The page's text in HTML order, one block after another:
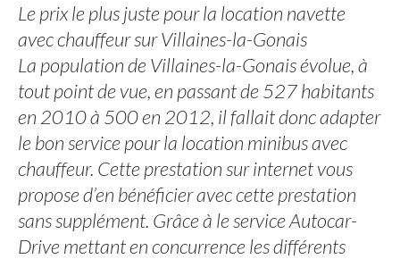
Le prix le plus juste pour la location navette
avec chauffeur sur Villaines-la-Gonais
La population de Villaines-la-Gonais évolue, à
tout point de vue, en passant de 527 habitants
en 2010 à 500 en 2012, il fallait donc adapter
le bon service pour la location minibus avec
chauffeur. Cette prestation sur internet vous
propose d’en bénéficier avec cette prestation
sans supplément. Grâce à le service Autocar-
Drive mettant en concurrence les différents